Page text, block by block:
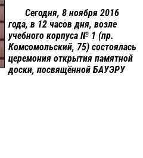
Сегодня, 8 ноября 2016
года, в 12 часов дня, возле
учебного корпуса № 1 (пр.
Комсомольский, 75) состоялась
церемония открытия памятной
доски, посвящённой БАУЭРУ